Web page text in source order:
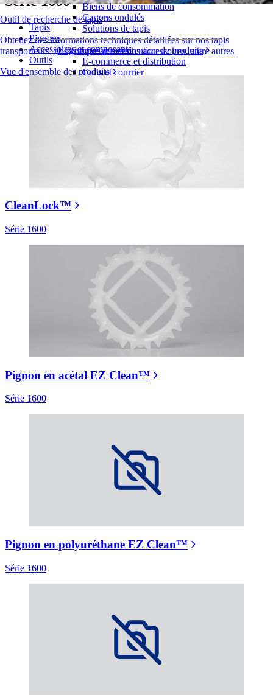
Outil de recherche de tapis
Obtenez des informations techniques détaillées sur nos tapis
transporteurs, nos composants et nos accessoires, entre autres
Vue d'ensemble des produits
Biens de consommation
Cartons ondulés
Solutions de tapis
Logistique et manutention de produits
E-commerce et distribution
Colis et courrier
Automobile et pneus
Pneu
Batteries de véhicules électriques
Industriel
Tapis
Pignons
Accessoires et composants
Outils
CleanLock™
Série 1600
Pignon en acétal EZ Clean™
Série 1600
Pignon en polyuréthane EZ Clean™
Série 1600